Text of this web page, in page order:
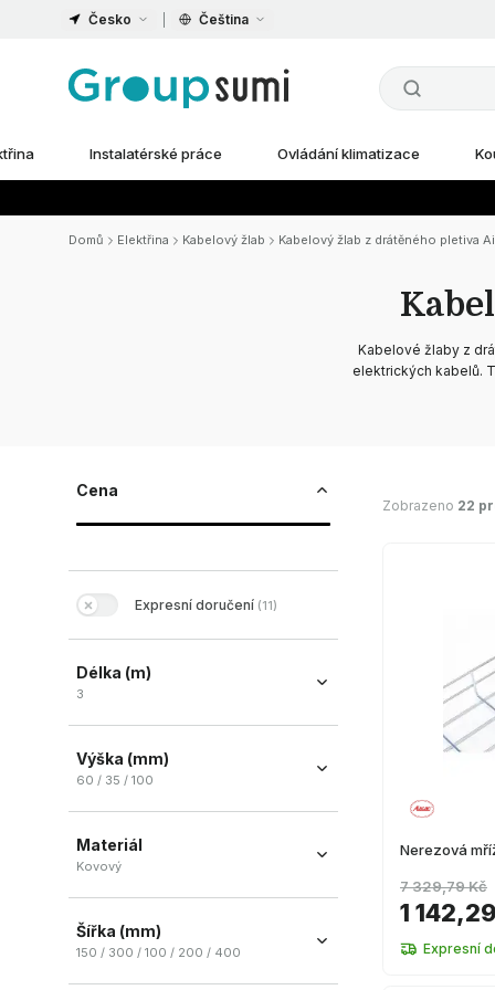
Česko Čeština
Instalatérské práce Ovládání klimatizace
Domů Elektřina Kabelový žlab Kabelový žlab z drátěného pletiva
Kabelové žlaby z
elektrických kabelů.
Cena
Expresní doručení (11)
Délka (m)
3
Výška (mm)
60 / 35 / 100
35 (3)
Materiál
Kovový
Šířka (mm)
150 / 300 / 100 / 200 / 400
Zobrazeno 22
Nerezová
1
7 329,79 Kč
Expresní